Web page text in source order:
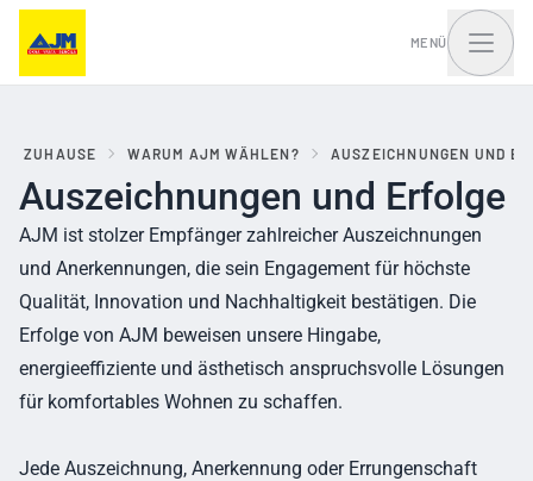
MENÜ
Fenster, Balkontüren
und Schiebesysteme
Haustüren und Portale
ZUHAUSE WARUM AJM WÄHLEN? AUSZEICHNUNGEN UND
Auszeichnungen und Erfolge
AJM ist stolzer Empfänger zahlreicher Auszeichnungen
und Anerkennungen, die sein Engagement für höchste
Qualität, Innovation und Nachhaltigkeit bestätigen. Die
Erfolge von AJM beweisen unsere Hingabe,
energieeffiziente und ästhetisch anspruchsvolle Lösungen
für komfortables Wohnen zu schaffen.
Jede Auszeichnung, Anerkennung oder Errungenschaft